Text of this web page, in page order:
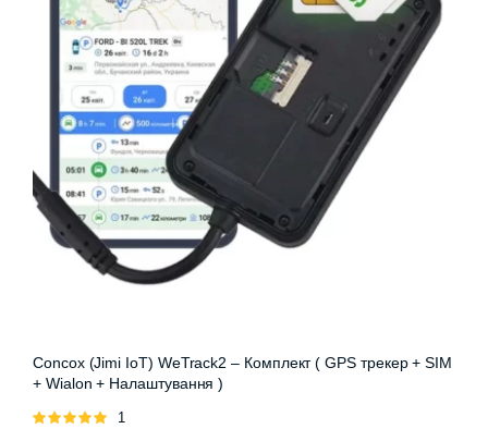
Concox (Jimi IoT) WeTrack2 – Комплект ( GPS трекер + SIM
+ Wialon + Налаштування )
Оцінено
1